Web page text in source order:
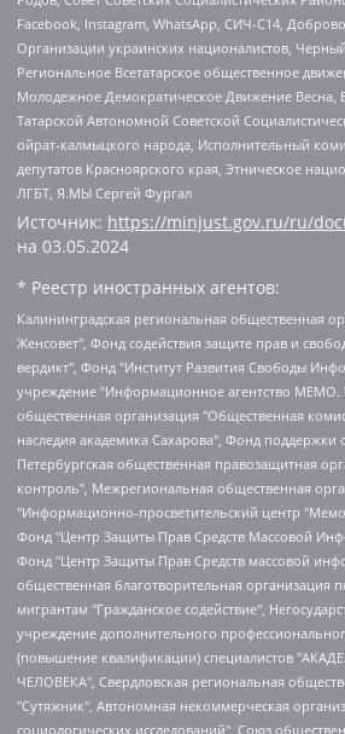
Facebook, Instagram, WhatsApp, СИЧ-С14,
Организации украинских националистов,
Региональное Всетатарское общественное
Молодежное Демократическое Движение Весна,
Татарской Автономной Советской
ойрат-калмыцкого народа, Исполнительный
депутатов Красноярского края, Этническое
ЛГБТ, Я.МЫ Сергей Фургал
Источник: https://minjust.gov.ru/ru/
на 03.05.2024
* Реестр иностранных агентов:
Калининградская региональная общественная организация "Экозащита!-Женсовет", Фонд содействия защите прав и свобод граждан "Общественный вердикт", Фонд "Институт Развития Свободы Информации", Частное учреждение "Информационное агентство МЕМО. РУ", Региональная общественная организация "Общественная комиссия по сохранению наследия академика Сахарова", Фонд поддержки свободы прессы, Санкт-Петербургская общественная правозащитная организация "Гражданский контроль", Межрегиональная общественная организация "Информационно-просветительский центр "Мемориал", Региональный Фонд "Центр Защиты Прав Средств Массовой Информации", с 05.12.2023 Фонд "Центр Защиты Прав Средств массовой информации", Региональная общественная благотворительная организация помощи беженцам и мигрантам "Гражданское содействие", Негосударственное образовательное учреждение дополнительного профессионального образования (повышение квалификации) специалистов "АКАДЕМИЯ ПО ПРАВАМ ЧЕЛОВЕКА", Свердловская региональная общественная организация "Сутяжник", Автономная некоммерческая организация "Центр независимых социологических исследований", Союз общественных объединений "Российский исследовательский центр по правам человека", Региональное общественное учреждение научно-информационный центр "МЕМОРИАЛ", Некоммерческая организация "Фонд защиты гласности", Автономная некоммерческая организация "Институт прав человека", Городская общественная организация "Екатеринбургское общество "МЕМОРИАЛ", Городская общественная организация "Рязанское историко-просветительское и правозащитное общество "Мемориал" (Рязанский Мемориал), Челябинский региональный орган общественной самодеятельности – женское общественное объединение "Женщины Евразии", Челябинский региональный орган общественной самодеятельности "Уральская правозащитная группа", Фонд содействия защите здоровья и социальной справедливости имени Андрея Рылькова, Автономная Некоммерческая Организация "Аналитический Центр Юрия Левады", Автономная некоммерческая организация социальной поддержки населения "Проект Апрель", Региональная общественная организация помощи женщинам и детям, находящимся в кризисной ситуации "Информационно-методический центр "Анна", Фонд содействия развитию массовых коммуникаций и правовому просвещению "Так-так-Так", Фонд содействия устойчивому развитию "Серебряная тайга", Свердловский региональный общественный фонд социальных проектов "Новое время", "Idel.Реалии", Кавказ.Реалии, Крым.Реалии, Телеканал Настоящее Время, Татаро-башкирская служба Радио Свобода (Azatliq Radiosi), Радио Свободная Европа/Радио Свобода (PCE/PC), "Сибирь.Реалии", "Фактограф", Благотворительный фонд помощи осужденным и их семьям, Автономная некоммерческая организация "Институт глобализации и социальных движений", Фонд "В защиту прав заключенных", Частное учреждение "Центр поддержки и содействия развитию средств массовой информации", Пензенский региональный общественный благотворительный фонд "Гражданский союз", "Север.Реалии", Некоммерческая организация Фонд "Правовая инициатива", Общество с ограниченной ответственностью "Радио Свободная Европа/Радио Свобода", Чешское информационное агентство "MEDIUM-ORIENT", Красноярская региональная общественная организация "Мы против СПИДа", Камалягин Денис Николаевич, Маркелов Сергей Евгеньевич, Пономарев Лев Александрович, Савицкая Людмила Алексеевна, Автономная некоммерческая организация "Центр по работе с проблемой насилия "НАСИЛИЮ.НЕТ", Межрегиональный профессиональный союз работников здравоохранения "Альянс врачей", Юридическое лицо, зарегистрированное в Латвийской Республике, SIA "Medusa Project" (регистрационный номер 40103797863, дата регистрации 10.06.2014), Некоммерческая организация "Фонд по борьбе с коррупцией", Автономная некоммерческая организация "Институт права и публичной политики", Баданин Роман Сергеевич, Гликин Максим Александрович, Железнова Мария Михайловна, Лукьянова Юлия Сергеевна, Маетная Елизавета Витальевна, Маняхин Петр Борисович, Чуракова Ольга Владимировна, Ярош Юлия Петровна, Юридическое лицо "The Insider SIA", зарегистрированное в Риге, Латвийская Республика (дата регистрации 26.06.2015), являющееся администратором доменного имени интернет-издания "The Insider SIA", https://theins.ru, Постернак Алексей Евгеньевич, Рубин Михаил Аркадьевич, Анин Роман Александрович, Юридическое лицо Istories fonds, зарегистрированное в Латвийской Республике (регистрационный номер 50008295751, дата регистрации 24.02.2020), Великовский Дмитрий Александрович, Долинина Ирина Николаевна, Мароховская Алеся Алексеевна, Шлейнов Роман Юрьевич, Шмагун Олеся Валентиновна, Общество с ограниченной ответственностью "Альтаир 2021", Общество с ограниченной ответственностью "Вега 2021", Общество с ограниченной ответственностью "Главный редактор 2021", Общество с ограниченной ответственностью "Ромашки монолит", Важенков Артем Валерьевич, Ивановская областная общественная организация "Центр гендерных исследований", Гурман Юрий Альбертович, Медиапроект "ОВД-Инфо", Егоров Владимир Владимирович, Жилинский Владимир Александрович, Общество с ограниченной ответственностью "ЗП", Иванова София Юрьевна, Карезина Инна Павловна, Кильтау Екатерина Викторовна, Петров Алексей Викторович, Пискунов Сергей Евгеньевич, Смирнов Сергей Сергеевич, Тихонов Михаил Сергеевич, Общество с ограниченной ответственностью "ЖУРНАЛИСТ-ИНОСТРАННЫЙ АГЕНТ", Арапова Галина Юрьевна, Вольтская Татьяна Анатольевна, Американская компания "Mason G.E.S. Anonymous Foundation" (США), являющаяся владельцем интернет-издания https://mnews.world/, Компания "Stichting Bellingcat", зарегистрированная в Нидерландах (дата регистрации 11.07.2018), Захаров Андрей Вячеславович, Клепиковская Екатерина Дмитриевна, Общество с ограниченной ответственностью "МЕМО", Перл Роман Александрович, Симонов Евгений Алексеевич, Соловьева Елена Анатольевна, Сотников Даниил Владимирович, Сурначева Елизавета Дмитриевна, Автономная некоммерческая организация по защите прав человека и информированию населения "Якутия – Наше Мнение", Общество с ограниченной ответственностью "Москоу диджитал медиа", с 26.01.2023 Общество с ограниченной ответственностью "Чайка Белые сады", Ветошкина Валерия Валерьевна, Заговора Максим Александрович, Межрегиональное общественное движение "Российская ЛГБТ - сеть", Оленичев Максим Владимирович, Павлов Иван Юрьевич, Скворцова Елена Сергеевна, Общество с ограниченной ответственностью "Как бы инагент", Кочетков Игорь Викторович, Общество с ограниченной ответственностью "Честные выборы", Еланчик Олег Александрович, Общество с ограниченной ответственностью "Нобелевский призыв", Гималова Регина Эмилевна, Григорьев Андрей Валерьевич, Григорьева Алина Александровна,